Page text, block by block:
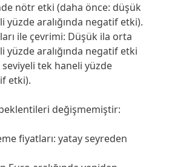
nötr etki (daha önce: düşük
yüzde aralığında negatif etki).
ile çevrimi: Düşük ila orta
yüzde aralığında negatif etki
tek haneli yüzde
etki).
beklentileri değişmemiştir:
fiyatları: yatay seyreden